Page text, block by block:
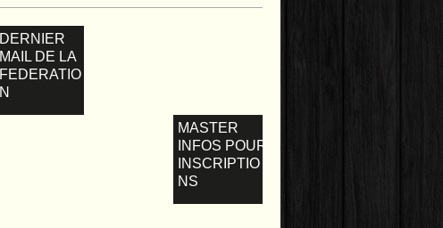
DERNIER
MAIL DE LA
FEDERATIO
N
MASTER
INFOS POUR
INSCRIPTIO
NS